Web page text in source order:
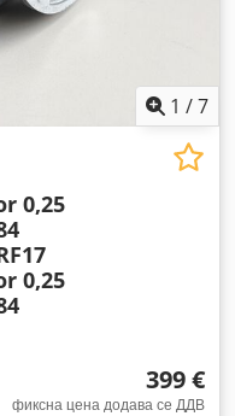
1 /7
0,25
0,25
399 €
фиксна цена додава се ДДВ